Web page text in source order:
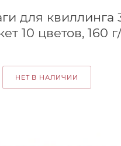
для квиллинга
10 цветов, 160
НЕТ В НАЛИЧИИ